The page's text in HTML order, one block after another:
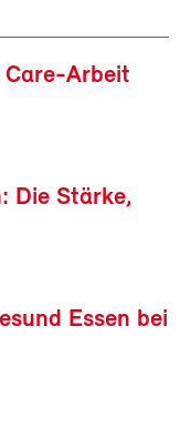
Arbeit
Die Stärke,
Essen bei